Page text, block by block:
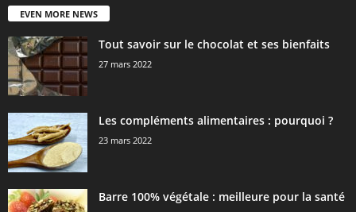
EVEN MORE NEWS
Tout savoir sur le chocolat et ses bienfaits
27 mars 2022
Les compléments alimentaires : pourquoi ?
23 mars 2022
Barre 100% végétale : meilleure pour la santé